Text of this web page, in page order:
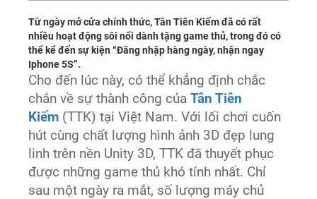
Từ ngày mở cửa chính thức, Tân Tiên Kiếm đã có rất
nhiều hoạt động sôi nổi dành tặng game thủ, trong đó có
thể kể đến sự kiện “Đăng nhập hàng ngày, nhận ngay
Iphone 5S”.
Cho đến lúc này, có thể khẳng định chắc
chắn về sự thành công củaTân Tiên
Kiếm (TTK) tại Việt Nam. Với lối chơi cuốn
hút cùng chất lượng hình ảnh 3D đẹp lung
linh trên nền Unity 3D, TTK đã thuyết phục
được những game thủ khó tính nhất. Chỉ
sau một ngày ra mắt, số lượng máy chủ